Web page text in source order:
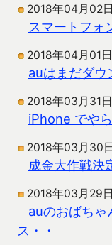
2018年04月02日
スマートフォ
2018年04月01日
auはまだダウ
2018年03月31日
iPhone でや
2018年03月30
成金大作戦決
2018年03月29日
auのおばちゃ
ス・・